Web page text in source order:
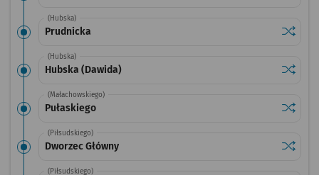
(Hubska)
Prudnicka
(Hubska)
Hubska (Dawida)
(Małachowskiego)
Pułaskiego
(Piłsudskiego)
Dworzec Główny
(Piłsudskiego)